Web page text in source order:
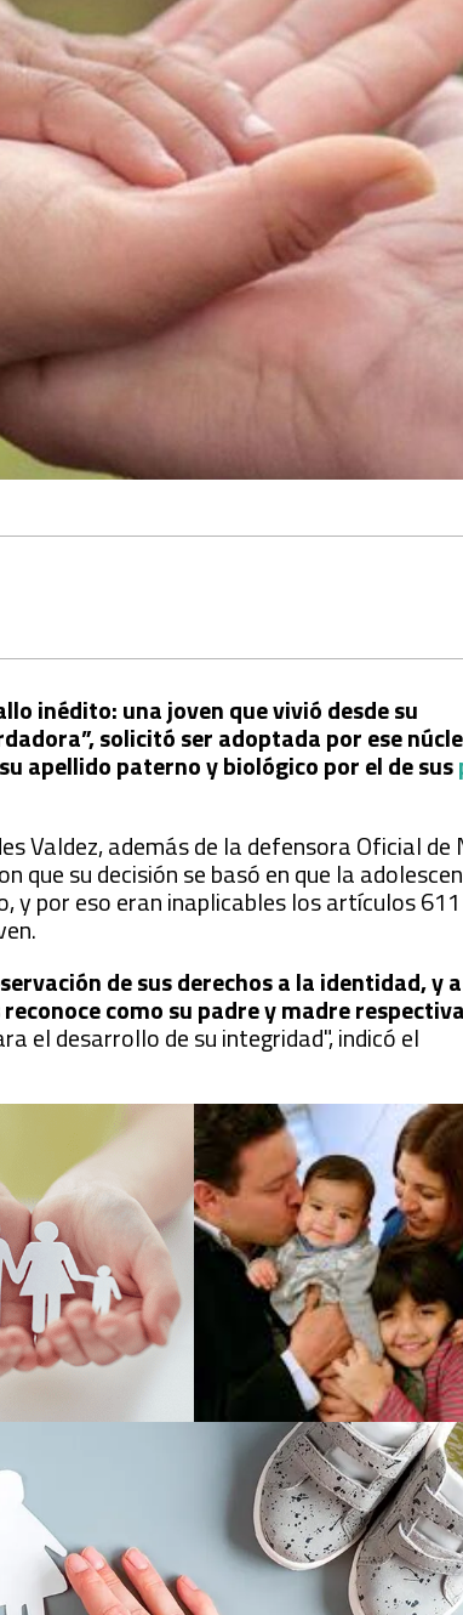
inédito: una joven que vivió desde su
solicitó ser adoptada por ese
apellido paterno y biológico por el de sus
Valdez, además de la defensora Oficial de
que su decisión se basó en que la
por eso eran inaplicables los artículos
de sus derechos a la identidad, y
como su padre y madre
el desarrollo de su integridad", indicó el